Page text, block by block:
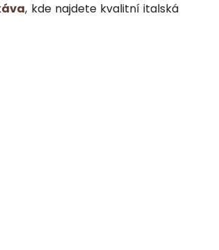
, kde najdete kvalitní italská